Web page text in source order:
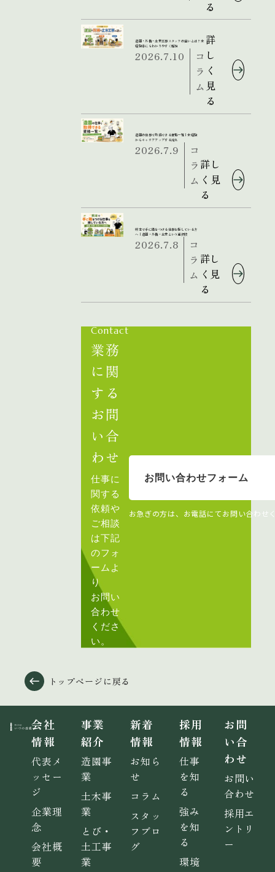
る
造園・外構・土木工事スタッフの違いとは？未
経験者にもわかりやすく解説
2026.7.10
コ
ラ
ム
詳
し
く
見
る
造園の仕事で取得できる資格一覧｜未経験
からキャリアアップする流れ
2026.7.9
コ
ラ
ム
詳し
く見
る
熊本で手に職をつける仕事を探している方
へ｜造園・外構・土木という選択肢
2026.7.8
コ
ラ
ム
詳し
く見
る
Contact
業務
に関
する
お問
い合
わせ
仕事に
関する
依頼や
ご相談
は下記
のフォ
ームよ
り
お問い
合わせ
くださ
い。
お問い合わせフォーム
お急ぎの方は、お電話にてお問い合わせ
トップページに戻る
会社
情報
代表メ
ッセー
ジ
企業理
念
会社概
要
事業
紹介
造園事
業
土木事
業
とび・
土工事
業
新着
情報
お知ら
せ
コラム
スタッ
フブロ
グ
採用
情報
仕事
を知
る
強み
を知
る
環境
お問
い合
わせ
お問い
合わせ
採用エ
ントリ
ー